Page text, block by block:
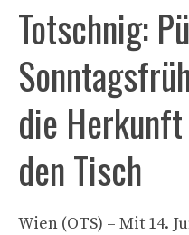
Totschnig:
die
den Tisch
Wien (OTS) – Mit 14.